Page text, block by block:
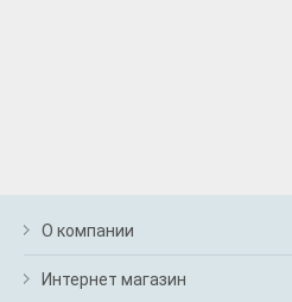
О компании
Интернет магазин